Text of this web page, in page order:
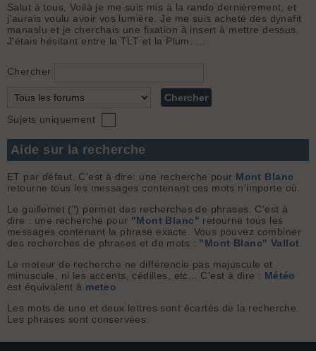
Salut à tous, Voilà je me suis mis à la rando dernièrement, et
j'aurais voulu avoir vos lumière. Je me suis acheté des dynafit
manaslu et je cherchais une fixation à insert à mettre dessus.
J'étais hésitant entre la TLT et la Plum. ...
Chercher
Sujets uniquement
Aide sur la recherche
ET par défaut. C'est à dire: une recherche pour Mont Blanc
retourne tous les messages contenant ces mots n'importe où.
Le guillemet (") permet des recherches de phrases. C'est à
dire : une recherche pour "Mont Blanc" retourne tous les
messages contenant la phrase exacte. Vous pouvez combiner
des recherches de phrases et de mots : "Mont Blanc" Vallot
Le moteur de recherche ne différencie pas majuscule et
minuscule, ni les accents, cédilles, etc... C'est à dire : Météo
est équivalent à meteo
Les mots de une et deux lettres sont écartés de la recherche.
Les phrases sont conservées.